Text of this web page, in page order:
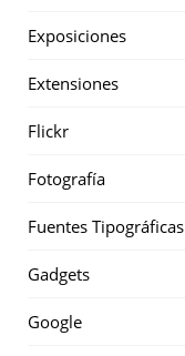
Exposiciones
Extensiones
Flickr
Fotografía
Fuentes Tipográficas
Gadgets
Google